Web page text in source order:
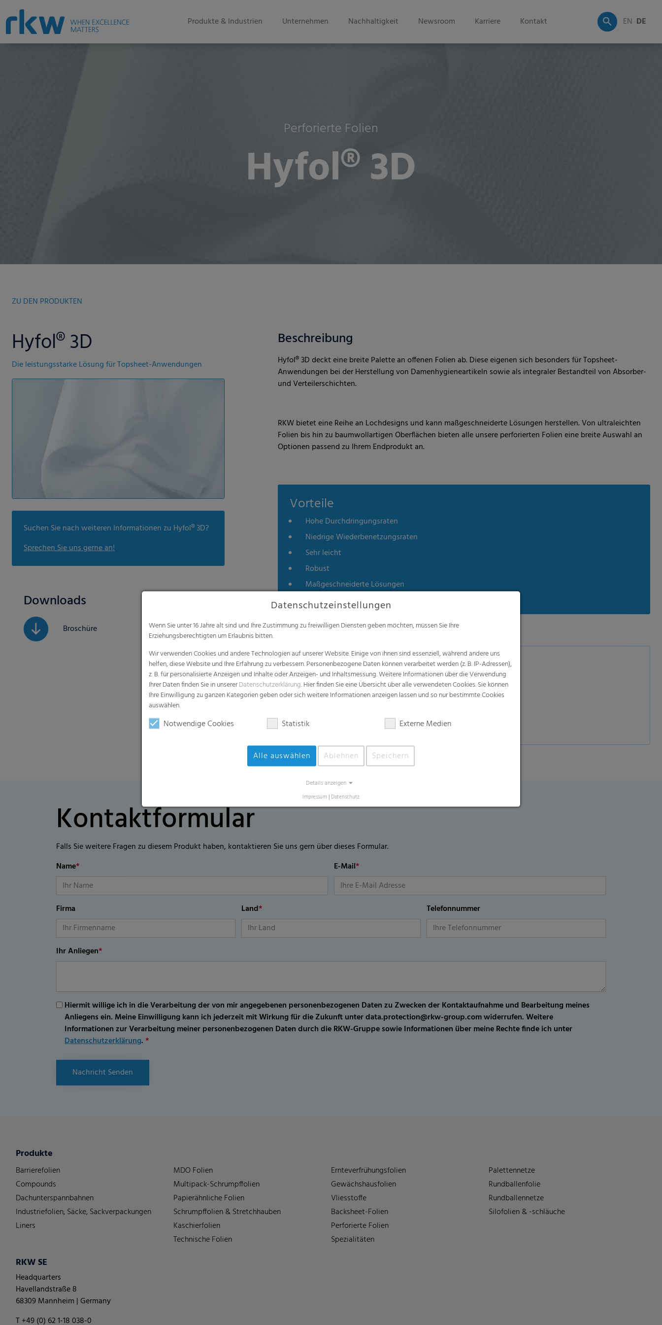
Produkte & Industrien Unternehmen Nachhaltigkeit Newsroom Karriere Kontakt EN DE
Perforierte Folien
Hyfol® 3D
ZU DEN PRODUKTEN
Hyfol® 3D
Die leistungsstarke Lösung für Topsheet-Anwendungen
Suchen Sie nach weiteren Informationen zu Hyfol® 3D?
Sprechen Sie uns gerne an!
Downloads
Broschüre
Beschreibung
Hyfol® 3D deckt eine breite Palette an offenen Folien ab. Diese eigenen sich besonders für Topsheet-
Anwendungen bei der Herstellung von Damenhygieneartikeln sowie als integraler Bestandteil von Absorber-
und Verteilerschichten.
RKW bietet eine Reihe an Lochdesigns und kann maßgeschneiderte Lösungen herstellen. Von ultraleichten
Folien bis hin zu baumwollartigen Oberflächen bieten alle unsere perforierten Folien eine breite Auswahl an
Optionen passend zu Ihrem Endprodukt an.
Vorteile
Hohe Durchdringungsraten
Niedrige Wiederbenetzungsraten
Sehr leicht
Robust
Maßgeschneiderte Lösungen
Anwendungen
Topsheet für Monatsbinden
Topsheet für Slipeinlagen
Kontaktformular
Falls Sie weitere Fragen zu diesem Produkt haben, kontaktieren Sie uns gern über dieses Formular.
Name* E-Mail*
Firma Land* Telefonnummer
Ihr Anliegen*
Hiermit willige ich in die Verarbeitung der von mir angegebenen personenbezogenen Daten zu Zwecken der Kontaktaufnahme und Bearbeitung meines
Anliegens ein. Meine Einwilligung kann ich jederzeit mit Wirkung für die Zukunft unter data.protection@rkw-group.com widerrufen. Weitere
Informationen zur Verarbeitung meiner personenbezogenen Daten durch die RKW-Gruppe sowie Informationen über meine Rechte finde ich unter
Datenschutzerklärung.*
Nachricht Senden
Datenschutzeinstellungen
Wenn Sie unter 16 Jahre alt sind und Ihre Zustimmung zu freiwilligen Diensten geben möchten, müssen Sie Ihre
Erziehungsberechtigten um Erlaubnis bitten.
Wir verwenden Cookies und andere Technologien auf unserer Website. Einige von ihnen sind essenziell, während andere uns
helfen, diese Website und Ihre Erfahrung zu verbessern. Personenbezogene Daten können verarbeitet werden (z. B. IP-Adressen),
z. B. für personalisierte Anzeigen und Inhalte oder Anzeigen- und Inhaltsmessung. Weitere Informationen über die Verwendung
Ihrer Daten finden Sie in unsererDatenschutzerklärung. Hier finden Sie eine Übersicht über alle verwendeten Cookies. Sie können
Ihre Einwilligung zu ganzen Kategorien geben oder sich weitere Informationen anzeigen lassen und so nur bestimmte Cookies
auswählen.
Notwendige Cookies Statistik Externe Medien
Alle auswählen Ablehnen Speichern
Details anzeigen
Impressum | Datenschutz
Produkte
Barrierefolien
Compounds
Dachunterspannbahnen
Industriefolien, Säcke, Sackverpackungen
Liners
MDO Folien
Multipack-Schrumpffolien
Papierähnliche Folien
Schrumpffolien & Stretchhauben
Kaschierfolien
Technische Folien
Ernteverfrühungsfolien
Gewächshausfolien
Vliesstoffe
Backsheet-Folien
Perforierte Folien
Spezialitäten
Palettennetze
Rundballenfolie
Rundballennetze
Silofolien & -schläuche
RKW SE
Headquarters
Havellandstraße 8
68309 Mannheim | Germany
T +49 (0) 62 1-18 038-0